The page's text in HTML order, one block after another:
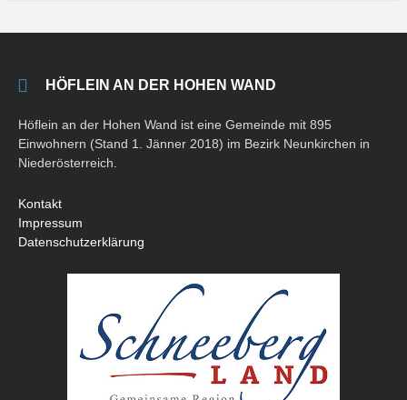
HÖFLEIN AN DER HOHEN WAND
Höflein an der Hohen Wand ist eine Gemeinde mit 895
Einwohnern (Stand 1. Jänner 2018) im Bezirk Neunkirchen in
Niederösterreich.
Kontakt
Impressum
Datenschutzerklärung